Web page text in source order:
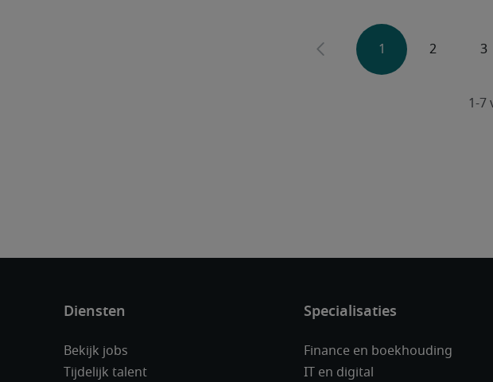
Bekijk jobs
Tijdelijk talent
Finance en boekhouding
IT en digital